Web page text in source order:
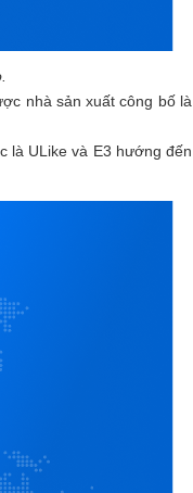
nhà sản xuất công bố là
là ULike và E3 hướng đến